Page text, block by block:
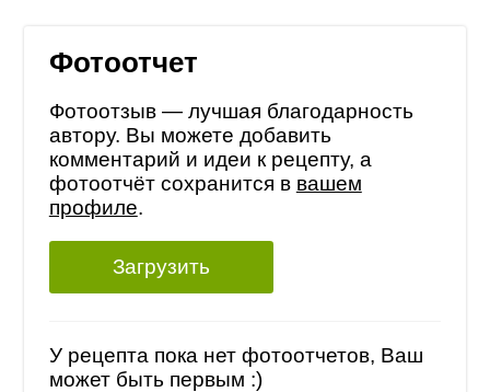
Фотоотчет
Фотоотзыв — лучшая благодарность
автору. Вы можете добавить
комментарий и идеи к рецепту, а
фотоотчёт сохранится в вашем
профиле.
Загрузить
У рецепта пока нет фотоотчетов, Ваш
может быть первым :)